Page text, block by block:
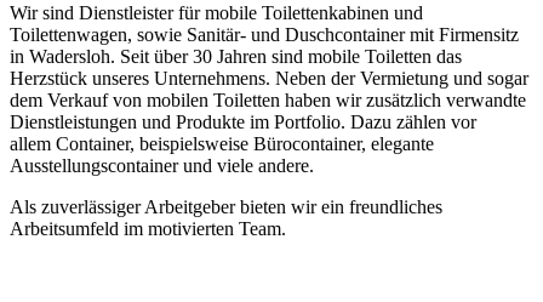
Wir sind Dienstleister für mobile Toilettenkabinen und
Toilettenwagen, sowie Sanitär- und Duschcontainer mit Firmensitz
in Wadersloh. Seit über 30 Jahren sind mobile Toiletten das
Herzstück unseres Unternehmens. Neben der Vermietung und sogar
dem Verkauf von mobilen Toiletten haben wir zusätzlich verwandte
Dienstleistungen und Produkte im Portfolio. Dazu zählen vor
allem Container, beispielsweise Bürocontainer, elegante
Ausstellungscontainer und viele andere.
Als zuverlässiger Arbeitgeber bieten wir ein freundliches
Arbeitsumfeld im motivierten Team.